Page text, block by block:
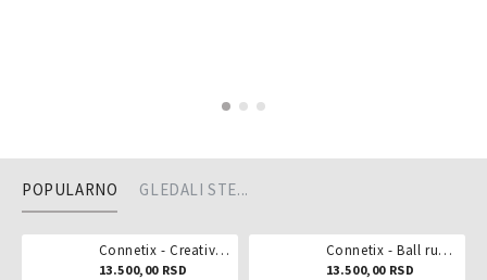
POPULARNO GLEDALI STE...
Connetix - Creative pack 102 dela
13.500,00 RSD
Connetix - Ball run pastel 106 delova
13.500,00 RSD